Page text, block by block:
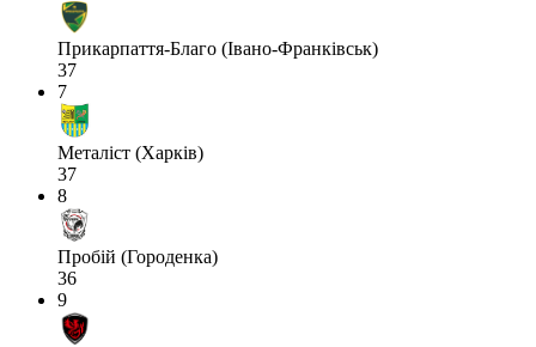
Прикарпаття-Благо (Івано-Франківськ)
37
7
Металіст (Харків)
37
8
Пробій (Городенка)
36
9